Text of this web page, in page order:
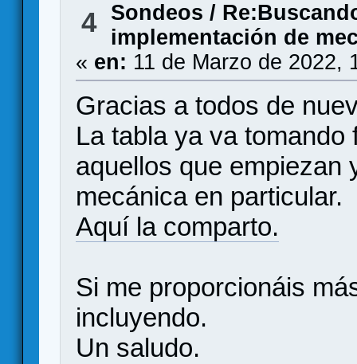
4 Sondeos /
implementación de
« en: 11 de Marzo de 2022,
Gracias a todos de
La tabla ya va
aquellos que empiezan
mecánica en particular.
Aquí la comparto.
Si me proporcionáis
incluyendo.
Un saludo.